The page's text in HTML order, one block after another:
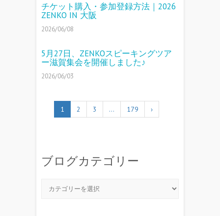
チケット購入・参加登録方法｜2026
ZENKO IN 大阪
2026/06/08
5月27日、ZENKOスピーキングツア
ー滋賀集会を開催しました♪
2026/06/03
1 2 3 … 179 ›
ブログカテゴリー